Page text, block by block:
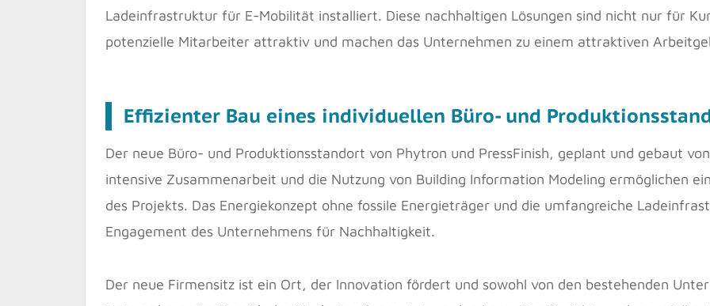
Ladeinfrastruktur für E-Mobilität installiert. Diese nachhaltigen Lösungen sind nicht nur für
potenzielle Mitarbeiter attraktiv und machen das Unternehmen zu einem attraktiven
Effizienter Bau eines individuellen Büro- und
Der neue Büro- und Produktionsstandort von Phytron und PressFinish, geplant und gebaut
intensive Zusammenarbeit und die Nutzung von Building Information Modeling ermöglichen
des Projekts. Das Energiekonzept ohne fossile Energieträger und die umfangreiche
Engagement des Unternehmens für Nachhaltigkeit.
Der neue Firmensitz ist ein Ort, der Innovation fördert und sowohl von den bestehenden